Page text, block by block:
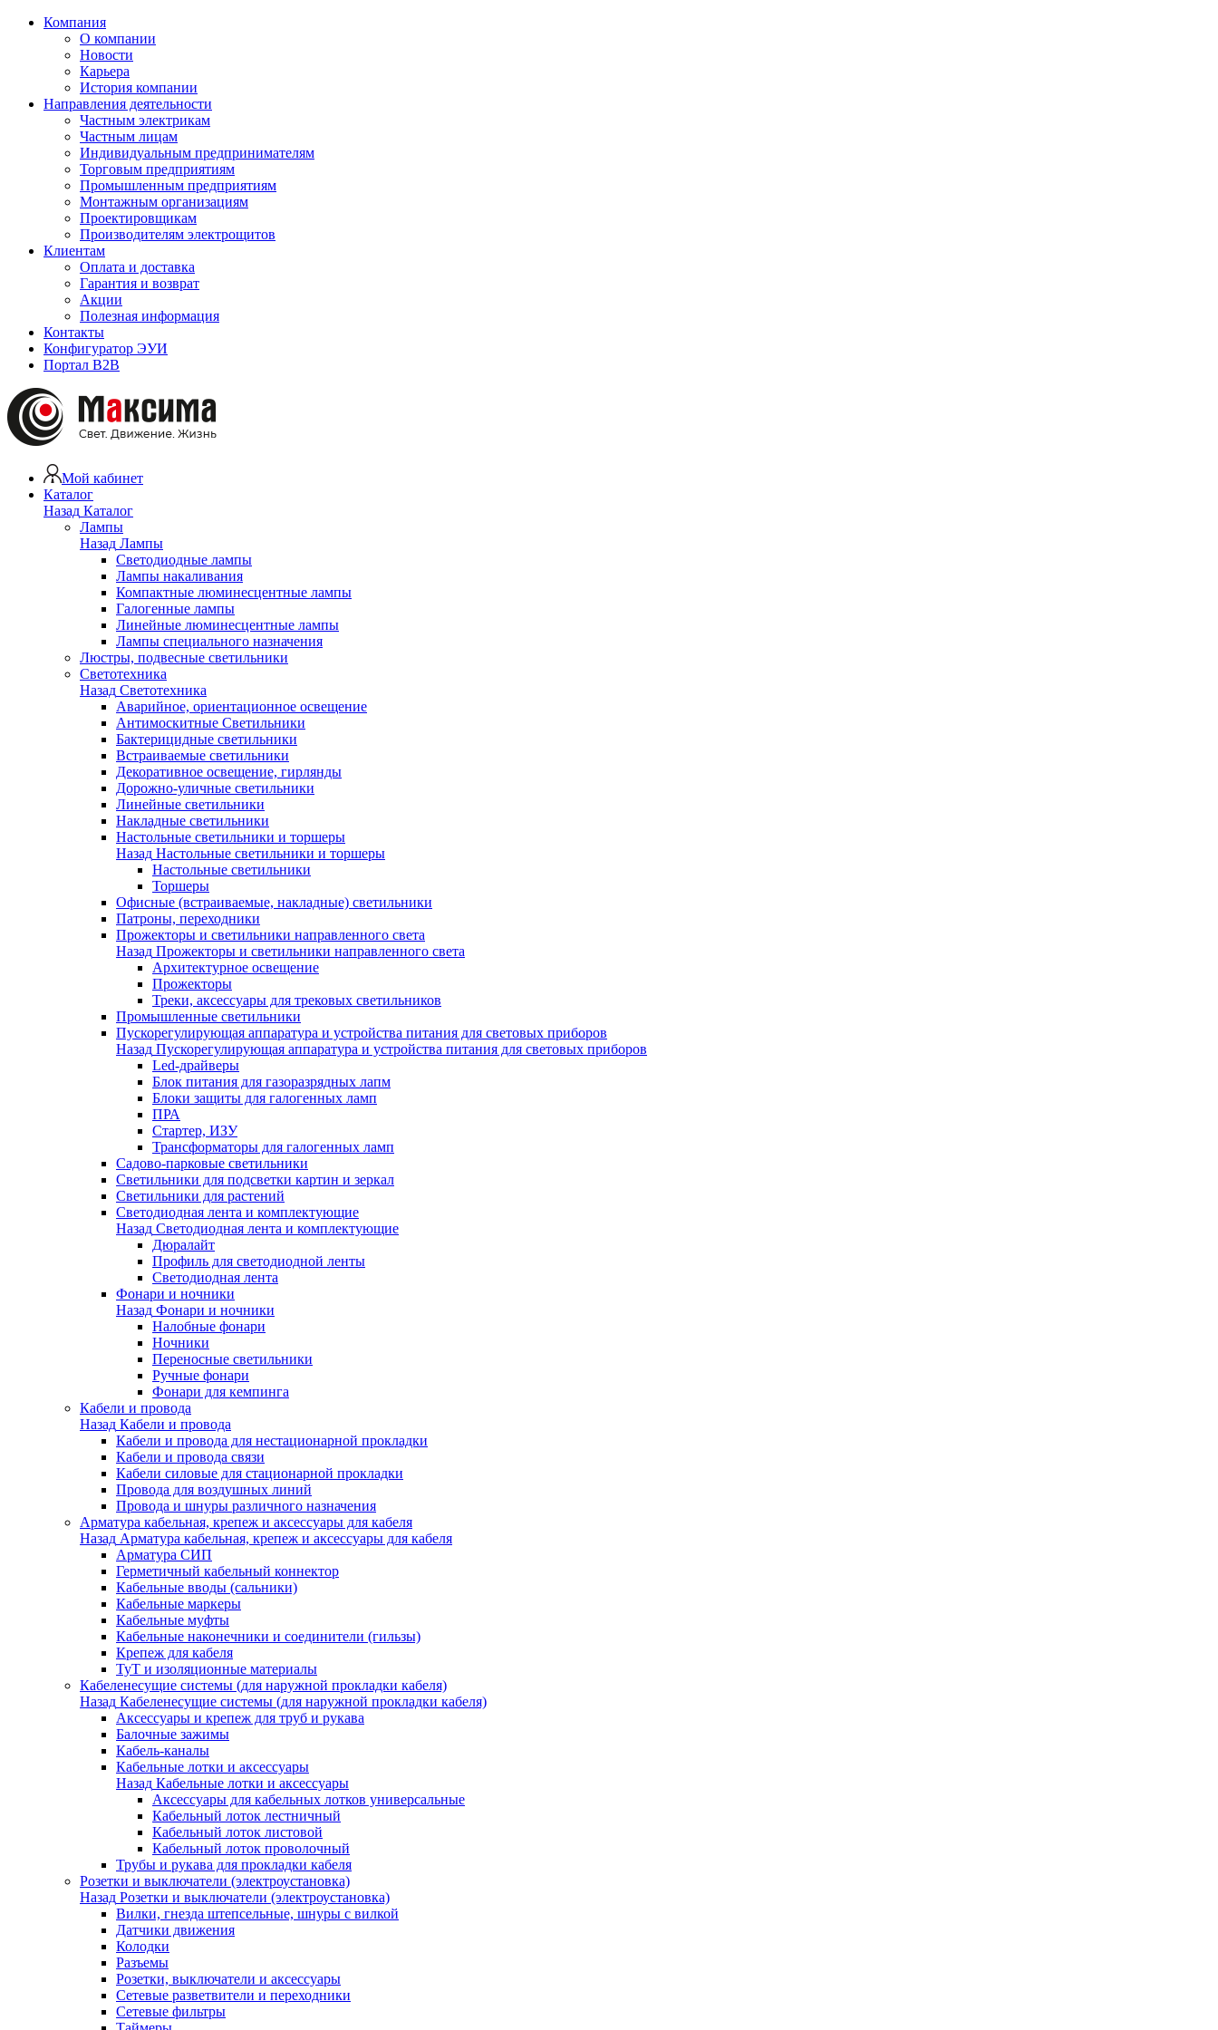
Компания
О компании
Новости
Карьера
История компании
Направления деятельности
Частным электрикам
Частным лицам
Индивидуальным предпринимателям
Торговым предприятиям
Промышленным предприятиям
Монтажным организациям
Проектировщикам
Производителям электрощитов
Клиентам
Оплата и доставка
Гарантия и возврат
Акции
Полезная информация
Контакты
Конфигуратор ЭУИ
Портал B2B
Мой кабинет
Каталог
Назад Каталог
Лампы
Назад Лампы
Светодиодные лампы
Лампы накаливания
Компактные люминесцентные лампы
Галогенные лампы
Линейные люминесцентные лампы
Лампы специального назначения
Люстры, подвесные светильники
Светотехника
Назад Светотехника
Аварийное, ориентационное освещение
Антимоскитные Светильники
Бактерицидные светильники
Встраиваемые светильники
Декоративное освещение, гирлянды
Дорожно-уличные светильники
Линейные светильники
Накладные светильники
Настольные светильники и торшеры
Назад Настольные светильники и торшеры
Настольные светильники
Торшеры
Офисные (встраиваемые, накладные) светильники
Патроны, переходники
Прожекторы и светильники направленного света
Назад Прожекторы и светильники направленного света
Архитектурное освещение
Прожекторы
Треки, аксессуары для трековых светильников
Промышленные светильники
Пускорегулирующая аппаратура и устройства питания для световых приборов
Назад Пускорегулирующая аппаратура и устройства питания для световых приборов
Led-драйверы
Блок питания для газоразрядных лапм
Блоки защиты для галогенных ламп
ПРА
Стартер, ИЗУ
Трансформаторы для галогенных ламп
Садово-парковые светильники
Светильники для подсветки картин и зеркал
Светильники для растений
Светодиодная лента и комплектующие
Назад Светодиодная лента и комплектующие
Дюралайт
Профиль для светодиодной ленты
Светодиодная лента
Фонари и ночники
Назад Фонари и ночники
Налобные фонари
Ночники
Переносные светильники
Ручные фонари
Фонари для кемпинга
Кабели и провода
Назад Кабели и провода
Кабели и провода для нестационарной прокладки
Кабели и провода связи
Кабели силовые для стационарной прокладки
Провода для воздушных линий
Провода и шнуры различного назначения
Арматура кабельная, крепеж и аксессуары для кабеля
Назад Арматура кабельная, крепеж и аксессуары для кабеля
Арматура СИП
Герметичный кабельный коннектор
Кабельные вводы (сальники)
Кабельные маркеры
Кабельные муфты
Кабельные наконечники и соединители (гильзы)
Крепеж для кабеля
ТуТ и изоляционные материалы
Кабеленесущие системы (для наружной прокладки кабеля)
Назад Кабеленесущие системы (для наружной прокладки кабеля)
Аксессуары и крепеж для труб и рукава
Балочные зажимы
Кабель-каналы
Кабельные лотки и аксессуары
Назад Кабельные лотки и аксессуары
Аксессуары для кабельных лотков универсальные
Кабельный лоток лестничный
Кабельный лоток листовой
Кабельный лоток проволочный
Трубы и рукава для прокладки кабеля
Розетки и выключатели (электроустановка)
Назад Розетки и выключатели (электроустановка)
Вилки, гнезда штепсельные, шнуры с вилкой
Датчики движения
Колодки
Разъемы
Розетки, выключатели и аксессуары
Сетевые разветвители и переходники
Сетевые фильтры